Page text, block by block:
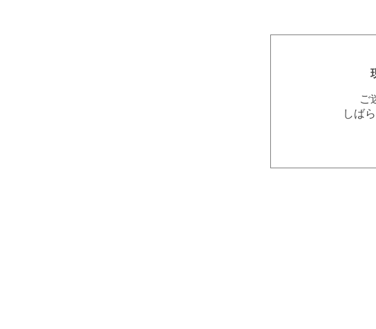
ご
しば